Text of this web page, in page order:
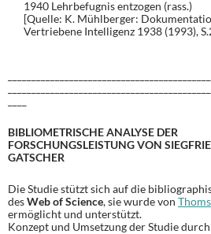
1940 Lehrbefugnis entzogen (rass.)
[Quelle: K. Mühlberger:
Vertriebene Intelligenz 1938 (1993),
BIBLIOMETRISCHE ANALYSE DER
FORSCHUNGSLEISTUNG VON
GATSCHER
Die Studie stützt sich auf die
desWeb of Science, sie wurde von
ermöglicht und unterstützt.
Konzept und Umsetzung der Studie